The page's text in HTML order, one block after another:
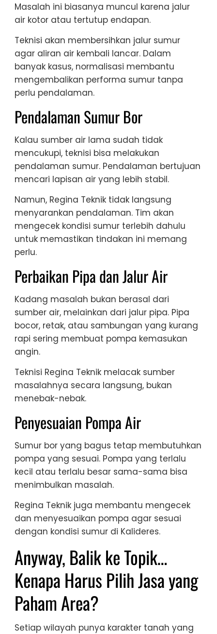
Masalah ini biasanya muncul karena jalur
air kotor atau tertutup endapan.
Teknisi akan membersihkan jalur sumur
agar aliran air kembali lancar. Dalam
banyak kasus, normalisasi membantu
mengembalikan performa sumur tanpa
perlu pendalaman.
Pendalaman Sumur Bor
Kalau sumber air lama sudah tidak
mencukupi, teknisi bisa melakukan
pendalaman sumur. Pendalaman bertujuan
mencari lapisan air yang lebih stabil.
Namun, Regina Teknik tidak langsung
menyarankan pendalaman. Tim akan
mengecek kondisi sumur terlebih dahulu
untuk memastikan tindakan ini memang
perlu.
Perbaikan Pipa dan Jalur Air
Kadang masalah bukan berasal dari
sumber air, melainkan dari jalur pipa. Pipa
bocor, retak, atau sambungan yang kurang
rapi sering membuat pompa kemasukan
angin.
Teknisi Regina Teknik melacak sumber
masalahnya secara langsung, bukan
menebak-nebak.
Penyesuaian Pompa Air
Sumur bor yang bagus tetap membutuhkan
pompa yang sesuai. Pompa yang terlalu
kecil atau terlalu besar sama-sama bisa
menimbulkan masalah.
Regina Teknik juga membantu mengecek
dan menyesuaikan pompa agar sesuai
dengan kondisi sumur di Kalideres.
Anyway, Balik ke Topik…
Kenapa Harus Pilih Jasa yang
Paham Area?
Setiap wilayah punya karakter tanah yang